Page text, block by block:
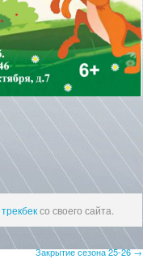
трекбексо своего сайта.
Закрытие сезона 25-26 →